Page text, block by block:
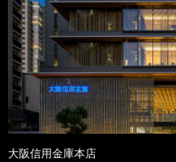
大阪信用金庫本店